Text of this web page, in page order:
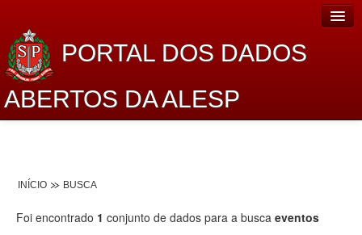
PORTAL DOS DADOS
ABERTOS DA ALESP
Lei de Acesso à Informação
INÍCIO BUSCA
Foi encontrado 1 conjunto de dados para a busca eventos